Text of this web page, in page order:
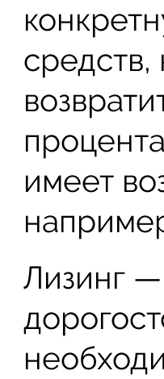
средств,
имеет
Лизинг